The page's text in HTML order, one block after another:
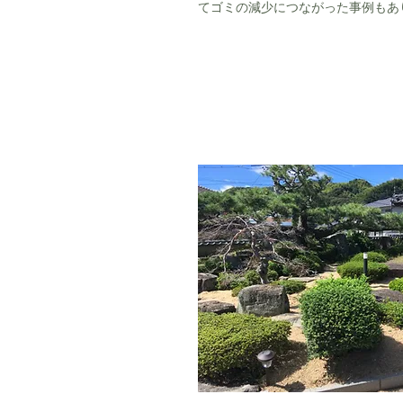
てゴミの減少につながった事例もあ